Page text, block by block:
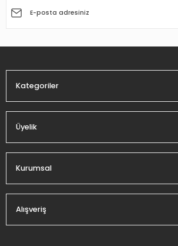
Ürün açıklamasında eksik bilgiler bulunuyor.
Kategoriler
Üyelik
Kurumsal
Alışveriş